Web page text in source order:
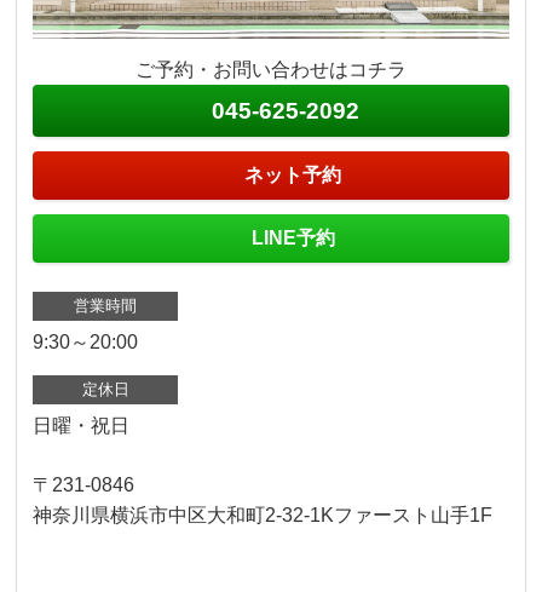
ご予約・お問い合わせはコチラ
045-625-2092
ネット予約
LINE予約
営業時間
9:30～20:00
定休日
日曜・祝日
〒231-0846
神奈川県横浜市中区大和町2-32-1Kファースト山手1F